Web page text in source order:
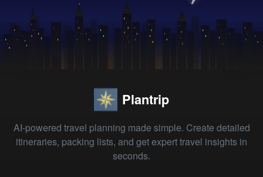
Plantrip
AI-powered travel planning made simple. Create detailed
itineraries, packing lists, and get expert travel insights in
seconds.